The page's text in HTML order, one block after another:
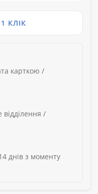
КЛІК
карткою /
/
днів з моменту